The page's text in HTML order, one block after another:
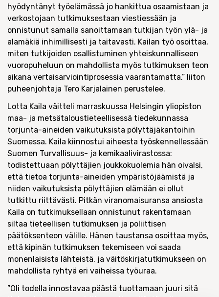
hyödyntänyt työelämässä jo hankittua osaamistaan ja
verkostojaan tutkimuksestaan viestiessään ja
onnistunut samalla sanoittamaan tutkijan työn ylä- ja
alamäkiä inhimillisesti ja taitavasti. Kailan työ osoittaa,
miten tutkijoiden osallistuminen yhteiskunnalliseen
vuoropuheluun on mahdollista myös tutkimuksen teon
aikana vertaisarviointiprosessia vaarantamatta,” liiton
puheenjohtaja Tero Karjalainen perustelee.
Lotta Kaila väitteli marraskuussa Helsingin yliopiston
maa- ja metsätaloustieteellisessä tiedekunnassa
torjunta-aineiden vaikutuksista pölyttäjäkantoihin
Suomessa. Kaila kiinnostui aiheesta työskennellessään
Suomen Turvallisuus- ja kemikaalivirastossa:
todistettuaan pölyttäjien joukkokuolemia hän oivalsi,
että tietoa torjunta-aineiden ympäristöjäämistä ja
niiden vaikutuksista pölyttäjien elämään ei ollut
tutkittu riittävästi. Pitkän viranomaisuransa ansiosta
Kaila on tutkimuksellaan onnistunut rakentamaan
siltaa tieteellisen tutkimuksen ja poliittisen
päätöksenteon välille. Hänen taustansa osoittaa myös,
että kipinän tutkimuksen tekemiseen voi saada
monenlaisista lähteistä, ja väitöskirjatutkimukseen on
mahdollista ryhtyä eri vaiheissa työuraa.
”Oli todella innostavaa päästä tuottamaan juuri sitä